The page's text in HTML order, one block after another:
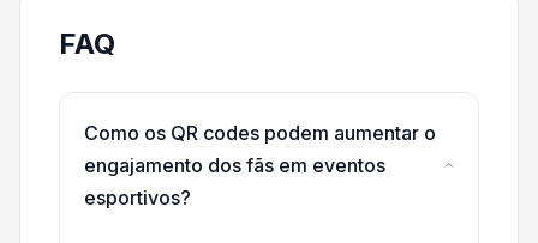
FAQ
Como os QR codes podem aumentar o
engajamento dos fãs em eventos
esportivos?